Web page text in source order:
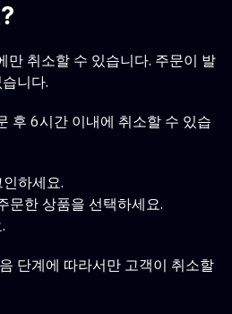
만 취소할 수 있습니다. 주문이 발
니다.
후 6시간 이내에 취소할 수 있습
하세요.
문한 상품을 선택하세요.
단계에 따라서만 고객이 취소할